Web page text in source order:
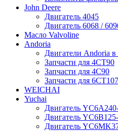
John Deere
Двигатель 4045
Двигатель 6068 /
Масло Valvoline
Andoria
Двигатели Andoria в
Запчасти для 4CT90
Запчасти для 4С90
Запчасти для 6CT107
WEICHAI
Yuchai
Двигатель
Двигатель
Двигатель